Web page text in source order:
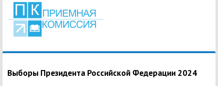
Выборы Президента Российской Федерации 2024